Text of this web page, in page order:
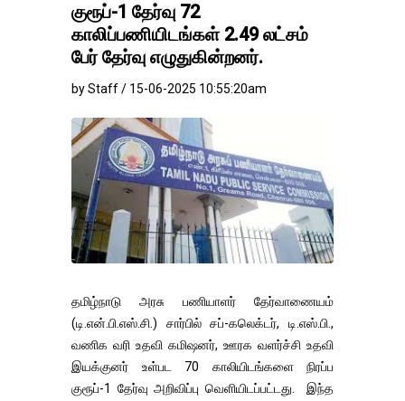
குரூப்-1 தேர்வு 72
காலிப்பணியிடங்கள் 2.49 லட்சம்
பேர் தேர்வு எழுதுகின்றனர்.
by Staff / 15-06-2025 10:55:20am
தமிழ்நாடு அரசு பணியாளர் தேர்வாணையம்
(டி.என்.பி.எஸ்.சி.) சார்பில் சப்-கலெக்டர், டி.எஸ்.பி.,
வணிக வரி உதவி கமிஷனர், ஊரக வளர்ச்சி உதவி
இயக்குனர் உள்பட 70 காலியிடங்களை நிரப்ப
குரூப்-1 தேர்வு அறிவிப்பு வெளியிடப்பட்டது. இந்த